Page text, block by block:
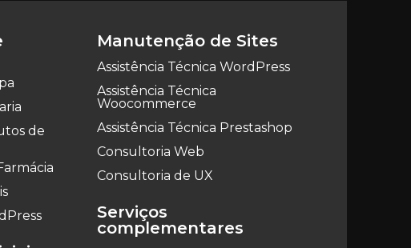
de
Manutenção de Sites
Assistência Técnica WordPress
Assistência Técnica
Woocommerce
Assistência Técnica Prestashop
Consultoria Web
Consultoria de UX
Serviços
complementares